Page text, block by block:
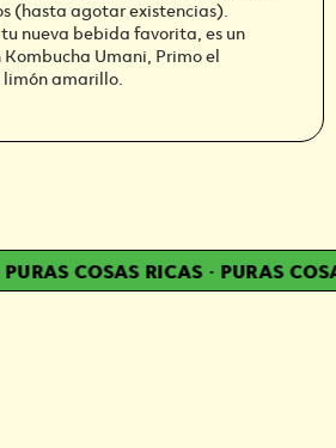
(hasta agotar existencias).
nueva bebida favorita, es un
Umani, Primo el
amarillo.
COSAS RICAS · PURAS